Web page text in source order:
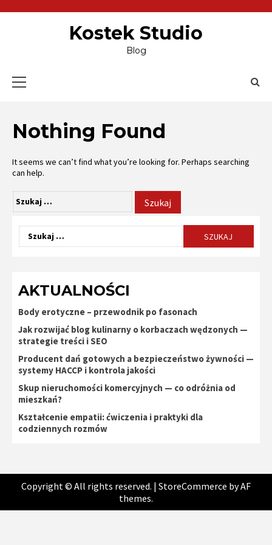
to
Kostek Studio
Blog
Menu
Nothing Found
It seems we can’t find what you’re looking for. Perhaps searching
can help.
AKTUALNOŚCI
Body erotyczne – przewodnik po fasonach
Jak rozwijać blog kulinarny o korbaczach wędzonych —
strategie treści i SEO
Producent dań gotowych a bezpieczeństwo żywności —
systemy HACCP i kontrola jakości
Skup nieruchomości komercyjnych — co odróżnia od
mieszkań?
Kształcenie empatii: ćwiczenia i praktyki dla
codziennych rozmów
Copyright © All rights reserved. | StoreCommerce by AF
themes.